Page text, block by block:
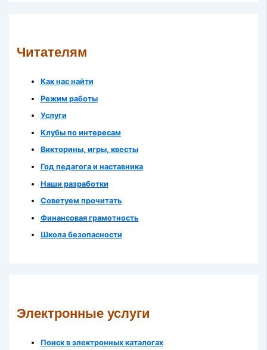
Читателям
Как нас найти
Режим работы
Услуги
Клубы по интересам
Викторины, игры, квесты
Год педагога и наставника
Наши разработки
Советуем прочитать
Финансовая грамотность
Школа безопасности
Электронные услуги
Поиск в электронных каталогах